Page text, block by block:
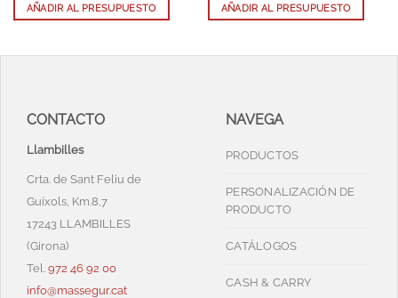
AÑADIR AL PRESUPUESTO AÑADIR AL PRESUPUESTO
CONTACTO
Llambilles
Crta. de Sant Feliu de
Guíxols, Km.8,7
17243 LLAMBILLES
(Girona)
Tel. 972 46 92 00
info@massegur.cat
NAVEGA
PRODUCTOS
PERSONALIZACIÓN DE
PRODUCTO
CATÁLOGOS
CASH & CARRY